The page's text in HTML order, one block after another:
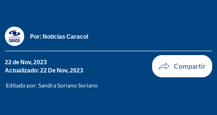
Por: Noticias Caracol
22 de Nov, 2023
Actualizado: 22 De Nov, 2023
Editado por:Sandra Soriano Soriano